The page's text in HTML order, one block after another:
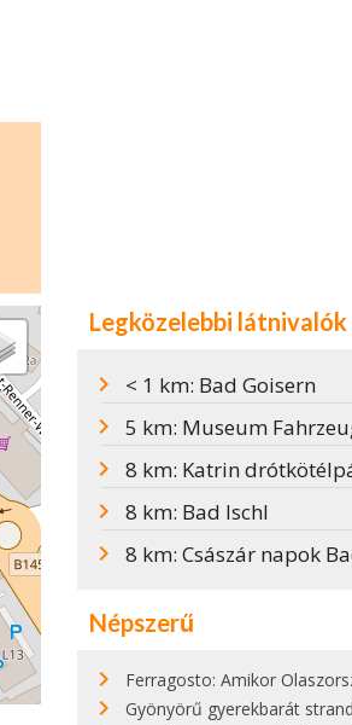
Legközelebbi látnivalók
< 1 km: Bad Goisern
5 km: Museum
8 km: Katrin drótkötélpálya
8 km: Bad Ischl
8 km: Császár napok
Népszerű
Ferragosto: Amikor Olaszország
Gyönyörű gyerekbarát strandok Olaszországban -